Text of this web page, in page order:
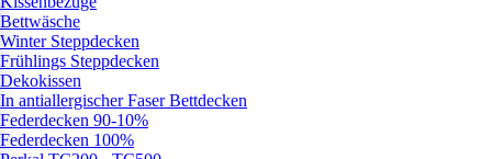
Bettwäsche
Winter Steppdecken
Frühlings Steppdecken
Dekokissen
In antiallergischer Faser Bettdecken
Federdecken 90-10%
Federdecken 100%